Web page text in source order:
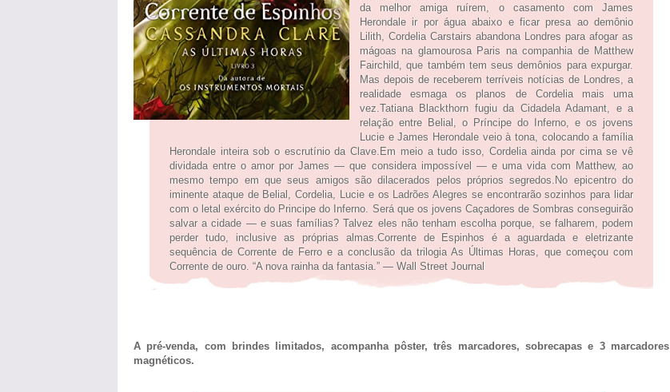
da melhor amiga ruírem, o casamento com James
Herondale ir por água abaixo e ficar presa ao demônio
Lilith, Cordelia Carstairs abandona Londres para afogar as
mágoas na glamourosa Paris na companhia de Matthew
Fairchild, que também tem seus demônios para expurgar.
Mas depois de receberem terríveis notícias de Londres, a
realidade esmaga os planos de Cordelia mais uma
vez.Tatiana Blackthorn fugiu da Cidadela Adamant, e a
relação entre Belial, o Príncipe do Inferno, e os jovens
Lucie e James Herondale veio à tona, colocando a família
Herondale inteira sob o escrutínio da Clave.Em meio a tudo isso, Cordelia ainda por cima se vê
dividada entre o amor por James ― que considera impossível ― e uma vida com Matthew, ao
mesmo tempo em que seus amigos são dilacerados pelos próprios segredos.No epicentro do
iminente ataque de Belial, Cordelia, Lucie e os Ladrões Alegres se encontrarão sozinhos para lidar
com o letal exército do Principe do Inferno. Será que os jovens Caçadores de Sombras conseguirão
salvar a cidade ― e suas famílias? Talvez eles não tenham escolha porque, se falharem, podem
perder tudo, inclusive as próprias almas.Corrente de Espinhos é a aguardada e eletrizante
sequência de Corrente de Ferro e a conclusão da trilogia As Últimas Horas, que começou com
Corrente de ouro. “A nova rainha da fantasia.” ― Wall Street Journal
A pré-venda, com brindes limitados, acompanha pôster, três marcadores, sobrecapas e 3 marcadores
magnéticos.